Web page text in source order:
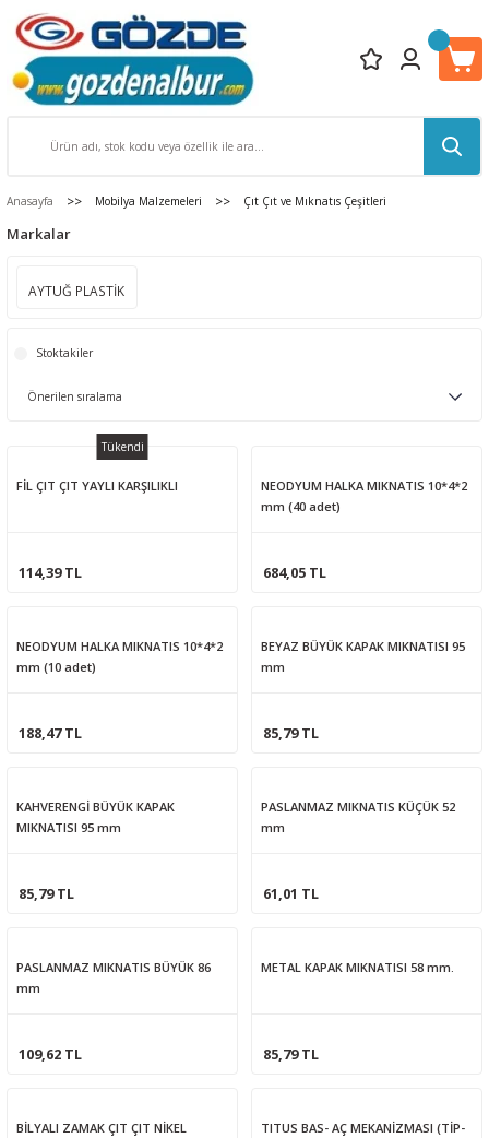
Anasayfa Mobilya Malzemeleri Çıt Çıt ve Mıknatıs Çeşitleri
Markalar
AYTUĞ PLASTİK
Stoktakiler
Tükendi
FİL ÇIT ÇIT YAYLI KARŞILIKLI
114,39 TL
NEODYUM HALKA MIKNATIS 10*4*2
mm (40 adet)
684,05 TL
NEODYUM HALKA MIKNATIS 10*4*2
mm (10 adet)
188,47 TL
BEYAZ BÜYÜK KAPAK MIKNATISI 95
mm
85,79 TL
KAHVERENGİ BÜYÜK KAPAK
MIKNATISI 95 mm
85,79 TL
PASLANMAZ MIKNATIS KÜÇÜK 52
mm
61,01 TL
PASLANMAZ MIKNATIS BÜYÜK 86
mm
109,62 TL
METAL KAPAK MIKNATISI 58 mm.
85,79 TL
BİLYALI ZAMAK ÇIT ÇIT NİKEL
TITUS BAS- AÇ MEKANİZMASI (TİP-